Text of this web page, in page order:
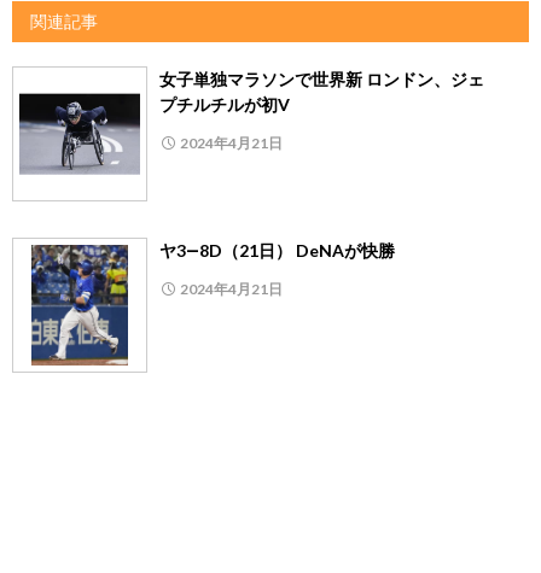
関連記事
女子単独マラソンで世界新 ロンドン、ジェ
プチルチルが初V
2024年4月21日
ヤ3―8D（21日） DeNAが快勝
2024年4月21日